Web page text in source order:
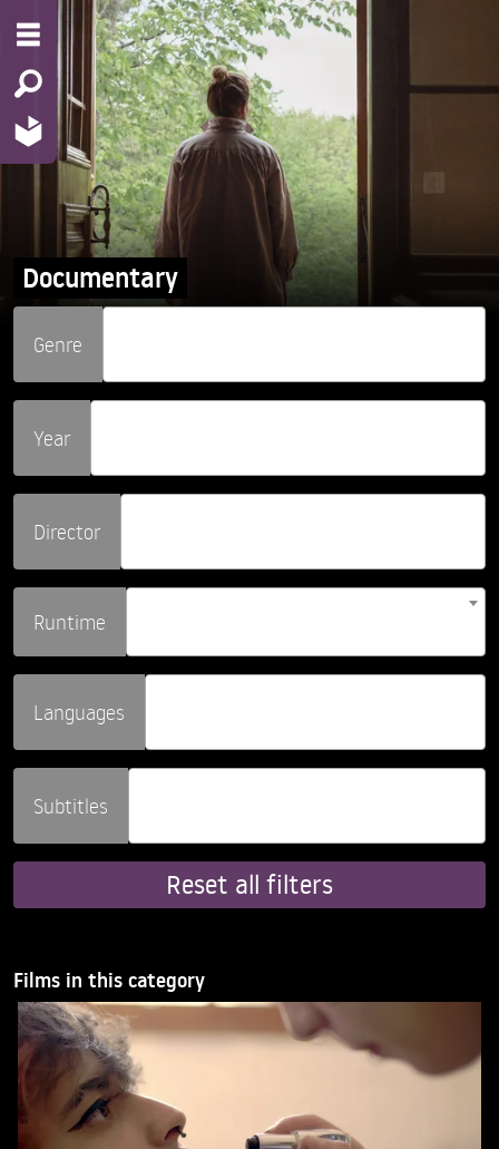
Documentary
Genre
Year
Director
Runtime
Languages
Subtitles
Reset all filters
Films in this category